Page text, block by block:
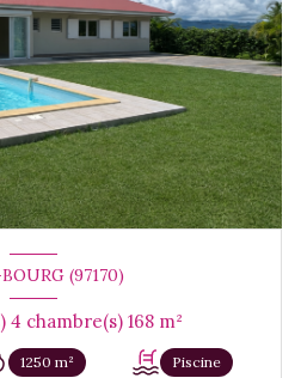
(97170)
Villa 5 pièce(s) 4 chambre(s) 168 m²
1250 m² Piscine